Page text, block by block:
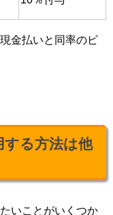
金払いと同率のビ
する方法は他
いことがいくつか